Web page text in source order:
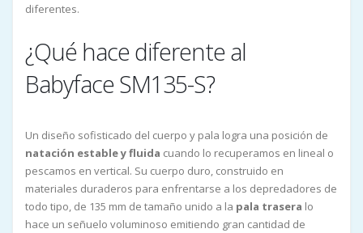
diferentes.
¿Qué hace diferente al
Babyface SM135-S?
Un diseño sofisticado del cuerpo y pala logra una posición de
natación estable y fluida cuando lo recuperamos en lineal o
pescamos en vertical. Su cuerpo duro, construido en
materiales duraderos para enfrentarse a los depredadores de
todo tipo, de 135 mm de tamaño unido a la pala trasera lo
hace un señuelo voluminoso emitiendo gran cantidad de